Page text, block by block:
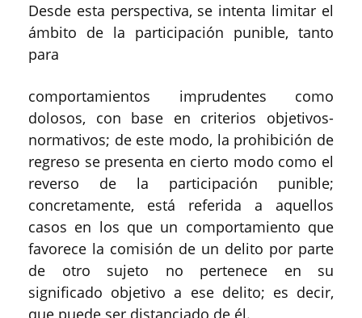
Desde esta perspectiva, se intenta limitar el
ámbito de la participación punible, tanto
para
comportamientos imprudentes como
dolosos, con base en criterios objetivos-
normativos; de este modo, la prohibición de
regreso se presenta en cierto modo como el
reverso de la participación punible;
concretamente, está referida a aquellos
casos en los que un comportamiento que
favorece la comisión de un delito por parte
de otro sujeto no pertenece en su
significado objetivo a ese delito; es decir,
que puede ser distanciado de él.